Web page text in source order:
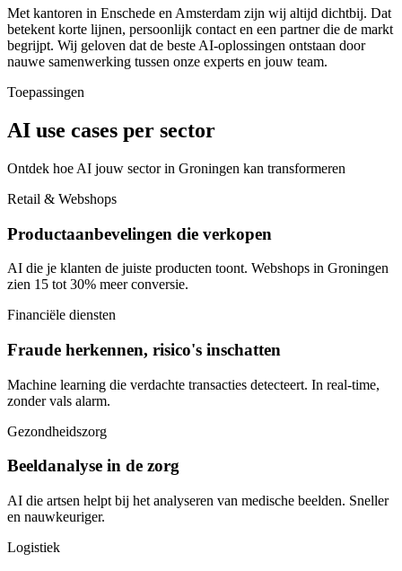
Met kantoren in Enschede en Amsterdam zijn wij altijd dichtbij. Dat
betekent korte lijnen, persoonlijk contact en een partner die de markt
begrijpt. Wij geloven dat de beste AI-oplossingen ontstaan door
nauwe samenwerking tussen onze experts en jouw team.
Toepassingen
AI use cases per sector
Ontdek hoe AI jouw sector in Groningen kan transformeren
Retail & Webshops
Productaanbevelingen die verkopen
AI die je klanten de juiste producten toont. Webshops in Groningen
zien 15 tot 30% meer conversie.
Financiële diensten
Fraude herkennen, risico's inschatten
Machine learning die verdachte transacties detecteert. In real-time,
zonder vals alarm.
Gezondheidszorg
Beeldanalyse in de zorg
AI die artsen helpt bij het analyseren van medische beelden. Sneller
en nauwkeuriger.
Logistiek